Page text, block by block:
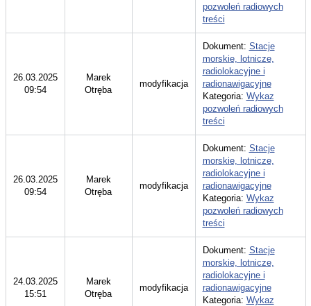
pozwoleń radiowych
treści
26.03.2025
09:54
Marek
Otręba
modyfikacja
Dokument: Stacje
morskie, lotnicze,
radiolokacyjne i
radionawigacyjne
Kategoria: Wykaz
pozwoleń radiowych
treści
26.03.2025
09:54
Marek
Otręba
modyfikacja
Dokument: Stacje
morskie, lotnicze,
radiolokacyjne i
radionawigacyjne
Kategoria: Wykaz
pozwoleń radiowych
treści
24.03.2025
15:51
Marek
Otręba
modyfikacja
Dokument: Stacje
morskie, lotnicze,
radiolokacyjne i
radionawigacyjne
Kategoria: Wykaz